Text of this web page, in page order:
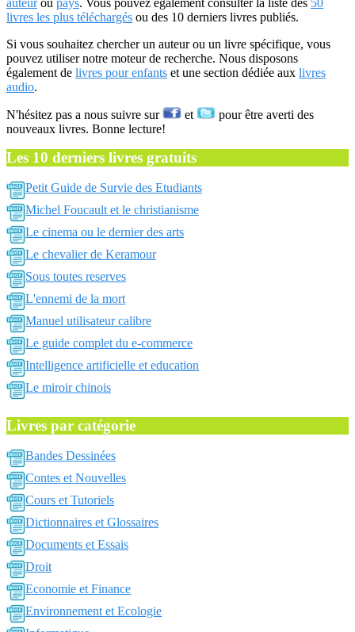
auteurou pays. Vous pouvez également consulter la liste des 50
livres les plus téléchargés ou des 10 derniers livres publiés.
Si vous souhaitez chercher un auteur ou un livre spécifique, vous
pouvez utiliser notre moteur de recherche. Nous disposons
également de livres pour enfants et une section dédiée aux livres
audio.
N'hésitez pas a nous suivre sur et
pour être averti des
nouveaux livres. Bonne lecture!
Les 10 derniers livres gratuits
Petit Guide de Survie des Etudiants
Michel Foucault et le christianisme
Le cinema ou le dernier des arts
Le chevalier de Keramour
Sous toutes reserves
L'ennemi de la mort
Manuel utilisateur calibre
Le guide complet du e-commerce
Intelligence artificielle et education
Le miroir chinois
Livres par catégorie
Bandes Dessinées
Contes et Nouvelles
Cours et Tutoriels
Dictionnaires et Glossaires
Documents et Essais
Droit
Economie et Finance
Environnement et Ecologie